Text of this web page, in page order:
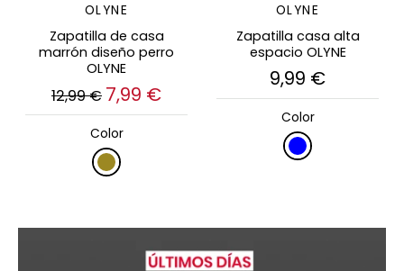
OLYNE
Zapatilla de casa
marrón diseño perro
OLYNE
12,99 € 7,99 €
Color
OLYNE
Zapatilla casa alta
espacio OLYNE
9,99 €
Color